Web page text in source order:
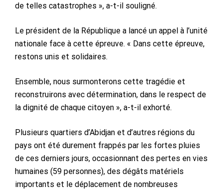
de telles catastrophes », a-t-il souligné.
Le président de la République a lancé un appel à l’unité
nationale face à cette épreuve. « Dans cette épreuve,
restons unis et solidaires.
Ensemble, nous surmonterons cette tragédie et
reconstruirons avec détermination, dans le respect de
la dignité de chaque citoyen », a-t-il exhorté.
Plusieurs quartiers d’Abidjan et d’autres régions du
pays ont été durement frappés par les fortes pluies
de ces derniers jours, occasionnant des pertes en vies
humaines (59 personnes), des dégâts matériels
importants et le déplacement de nombreuses